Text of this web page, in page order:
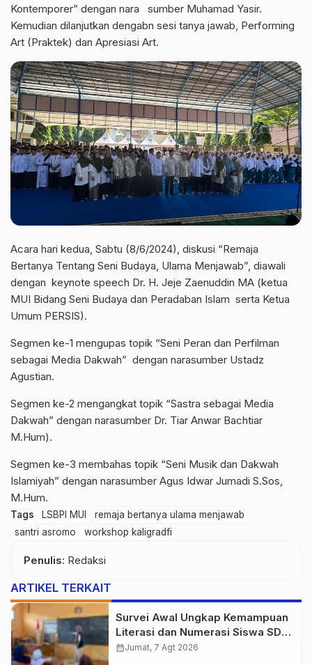
Kontemporer” dengan nara sumber Muhamad Yasir.
Kemudian dilanjutkan dengabn sesi tanya jawab, Performing
Art (Praktek) dan Apresiasi Art.
Acara hari kedua, Sabtu (8/6/2024), diskusi “Remaja
Bertanya Tentang Seni Budaya, Ulama Menjawab”, diawali
dengan keynote speech Dr. H. Jeje Zaenuddin MA (ketua
MUI Bidang Seni Budaya dan Peradaban Islam serta Ketua
Umum PERSIS).
Segmen ke-1 mengupas topik “Seni Peran dan Perfilman
sebagai Media Dakwah” dengan narasumber Ustadz
Agustian.
Segmen ke-2 mengangkat topik “Sastra sebagai Media
Dakwah” dengan narasumber Dr. Tiar Anwar Bachtiar
M.Hum).
Segmen ke-3 membahas topik “Seni Musik dan Dakwah
Islamiyah” dengan narasumber Agus Idwar Jumadi S.Sos,
M.Hum.
Tags LSBPI MUI
remaja bertanya ulama menjawab
santri asromo
workshop kaligradfi
Penulis: Redaksi
ARTIKEL TERKAIT
Survei Awal Ungkap Kemampuan
Literasi dan Numerasi Siswa SDN
Simpenan
calendar_monthJumat, 7 Agt 2026